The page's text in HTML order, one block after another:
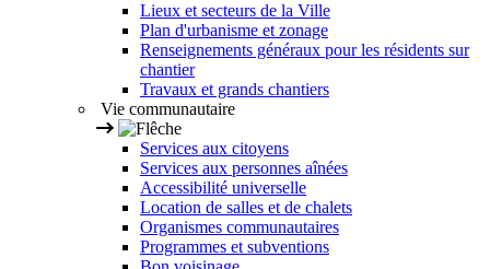
Lieux et secteurs de la Ville
Plan d'urbanisme et zonage
Renseignements généraux pour les résidents sur
chantier
Travaux et grands chantiers
Vie communautaire
Services aux citoyens
Services aux personnes aînées
Accessibilité universelle
Location de salles et de chalets
Organismes communautaires
Programmes et subventions